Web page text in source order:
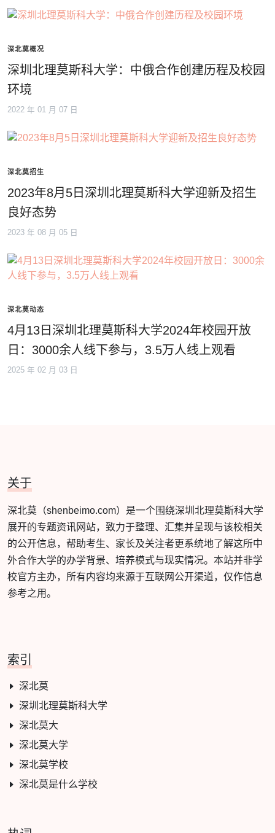
深北莫概况
深圳北理莫斯科大学：中俄合作创建历程及校园
环境
2022 年 01 月 07 日
深北莫招生
2023年8月5日深圳北理莫斯科大学迎新及招生
良好态势
2023 年 08 月 05 日
深北莫动态
4月13日深圳北理莫斯科大学2024年校园开放
日：3000余人线下参与，3.5万人线上观看
2025 年 02 月 03 日
关于
深北莫（shenbeimo.com）是一个围绕深圳北理莫斯科大学
展开的专题资讯网站，致力于整理、汇集并呈现与该校相关
的公开信息，帮助考生、家长及关注者更系统地了解这所中
外合作大学的办学背景、培养模式与现实情况。本站并非学
校官方主办，所有内容均来源于互联网公开渠道，仅作信息
参考之用。
索引
深北莫
深圳北理莫斯科大学
深北莫大
深北莫大学
深北莫学校
深北莫是什么学校